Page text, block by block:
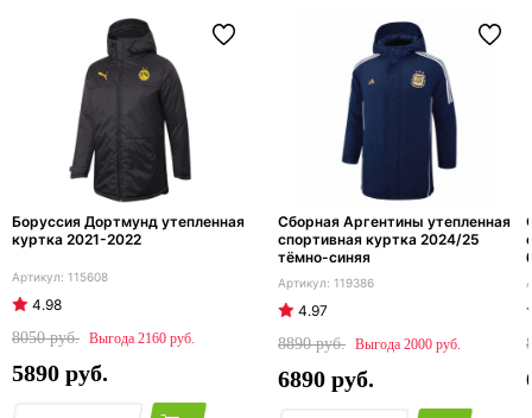
Боруссия Дортмунд утепленная
куртка 2021-2022
115608
4.98
8050
2160
5890
Сборная Аргентины утепленная
спортивная куртка 2024/25
тёмно-синяя
119386
4.97
8890
2000
6890